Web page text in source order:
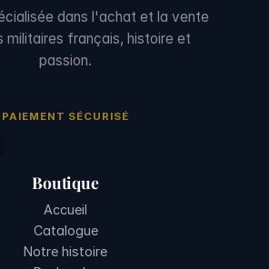
dans l'achat et la vente
militaires français, histoire et
passion.
PAIEMENT SÉCURISÉ
Boutique
Accueil
Catalogue
Notre histoire